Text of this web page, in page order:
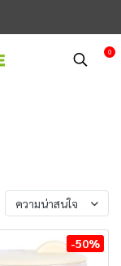
0
ความน่าสนใจ
-50%